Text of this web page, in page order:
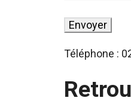
Téléphone :